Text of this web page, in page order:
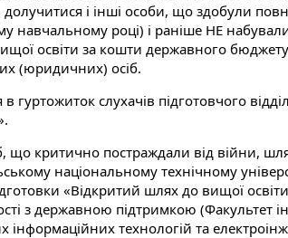
і інші особи, що здобули
навчальному році) і раніше НЕ
освіти за кошти державного бюджету
(юридичних) осіб.
гуртожиток слухачів підготовчого
що критично постраждали від війни,
національному технічному
«Відкритий шлях до вищої
з державною підтримкою (Факультет
технологій та